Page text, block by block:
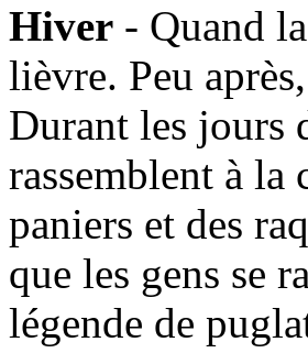
Hiver - Quand
lièvre. Peu
Durant les jours
rassemblent à la
paniers et des
que les gens se
légende de